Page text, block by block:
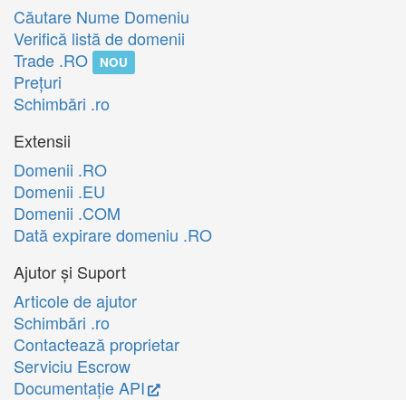
Căutare Nume Domeniu
Verifică listă de domenii
Trade .RO
NOU
Preţuri
Schimbări .ro
Extensii
Domenii .RO
Domenii .EU
Domenii .COM
Dată expirare domeniu .RO
Ajutor și Suport
Articole de ajutor
Schimbări .ro
Contactează proprietar
Serviciu Escrow
Documentație API